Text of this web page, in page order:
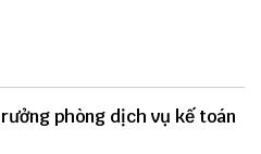
phòng dịch vụ kế toán